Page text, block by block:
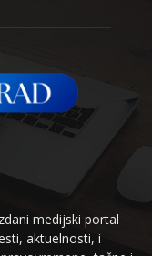
medijski portal
aktuelnosti, i